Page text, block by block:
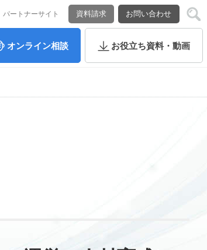
パートナーサイト 資料請求 お問い合わせ
オンライン相談 お役立ち資料・動画